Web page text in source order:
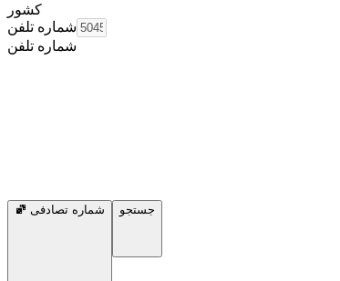
کشور
شماره تلفن
شماره تلفن
شماره تصادفی جستجو